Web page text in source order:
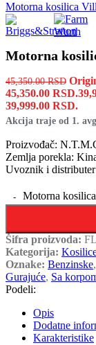
Motorna kosilica
Motorna
45,350.00RSD
45,350.00 RSD.
39,999.00 RSD.
Akcija traje od 1.
Proizvođač:
Zemlja porekla:
Uvoznik i
Motorna
Šifra proizvoda:
Kategorija:
Oznake: Benzinske,
Gurajuće, Sa
Podeli:
Opis
Dodatne
Karakteristike